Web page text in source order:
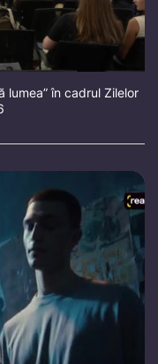
lumea” în cadrul Zilelor